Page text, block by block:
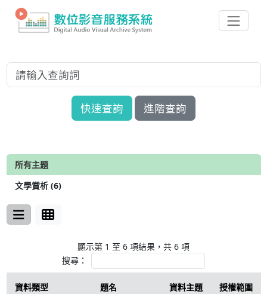
快速查詢 進階查詢
所有主題
文學賞析 (6)
顯示第 1 至 6 項結果，共 6 項
搜尋：
資料類型 題名 資料主題 授權範圍